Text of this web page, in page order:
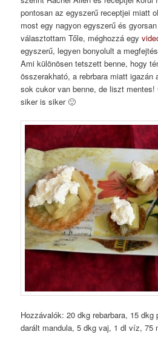
pontosan az egyszerű receptjei miatt
most egy nagyon egyszerű és
választottam Tőle, méghozzá egy
egyszerű, legyen bonyolult a
Ami különösen tetszett benne, hogy
összerakható, a rebrbara miatt igazán
sok cukor van benne, de liszt mentes!
siker is siker 🙂
Hozzávalók: 20 dkg rebarbara, 15
darált mandula, 5 dkg vaj, 1 dl víz, 75